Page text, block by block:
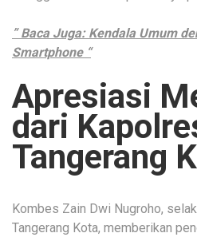
” Baca Juga: Kendala Umum
Smartphone “
Apresiasi
dari
Tangerang
Kombes Zain Dwi Nugroho,
Tangerang Kota, memberikan